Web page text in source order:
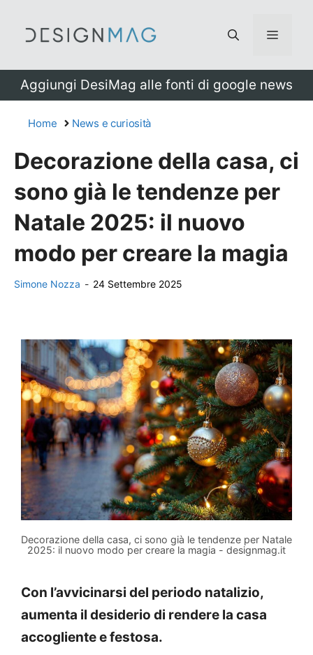
Menu
Aggiungi DesiMag alle fonti di google news
Home News e curiosità
Decorazione della casa, ci
sono già le tendenze per
Natale 2025: il nuovo
modo per creare la magia
Simone Nozza - 24 Settembre 2025
Decorazione della casa, ci sono già le tendenze per Natale
2025: il nuovo modo per creare la magia - designmag.it
Con l’avvicinarsi del periodo natalizio,
aumenta il desiderio di rendere la casa
accogliente e festosa.